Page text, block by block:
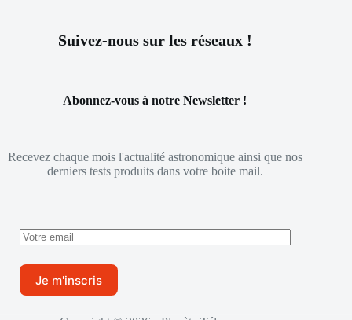
Suivez-nous sur les réseaux !
Abonnez-vous à notre Newsletter !
Recevez chaque mois l'actualité astronomique ainsi que nos
derniers tests produits dans votre boite mail.